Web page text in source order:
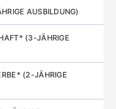
AUSBILDUNG)
(3-JÄHRIGE
(2-JÄHRIGE